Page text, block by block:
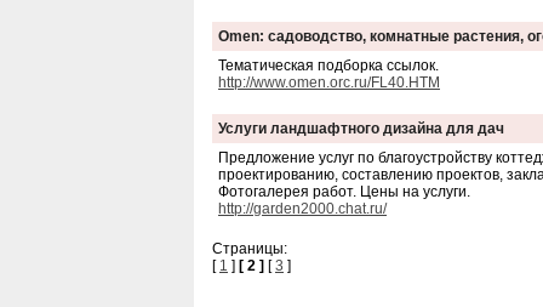
Omen: садоводство, комнатные растения,
Тематическая подборка ссылок.
http://www.omen.orc.ru/FL40.HTM
Услуги ландшафтного дизайна для дач
Предложение услуг по благоустройству
проектированию, составлению проектов,
Фотогалерея работ. Цены на услуги.
http://garden2000.chat.ru/
Страницы:
[ 1 ] [ 2 ] [3 ]